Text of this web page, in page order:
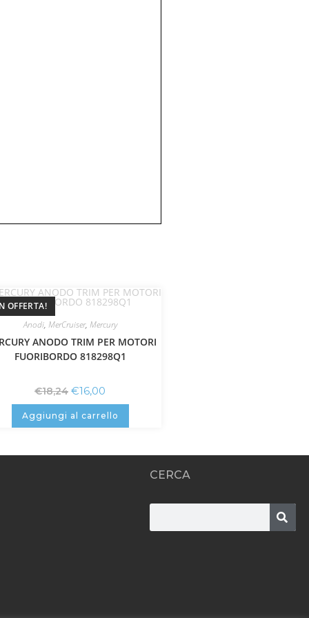
OFFERTA!
Anodi, MerCruiser, Mercury
ANODO TRIM PER MOTORI
FUORIBORDO 818298Q1
€18,24 €16,00
Aggiungi al carrello
CERCA